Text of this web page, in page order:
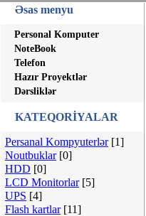
Əsas menyu
Personal Komputer
NoteBook
Telefon
Hazır Proyektlər
Dərsliklər
KATEQORİYALAR
Persanal Kompyuterlər [1]
Noutbuklar [0]
HDD [0]
LCD Monitorlar [5]
UPS [4]
Flash kartlar [11]